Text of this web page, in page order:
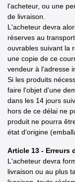
l'acheteur, ou une
de livraison.
L'acheteur devra
réserves au
ouvrables suivant la
une copie de ce
vendeur à l'adresse
Si les produits
faire l'objet d'une
dans les 14 jours
hors de ce délai ne
produit ne pourra
état d'origine
Article 13 - Erreurs
L'acheteur devra
livraison ou au plus